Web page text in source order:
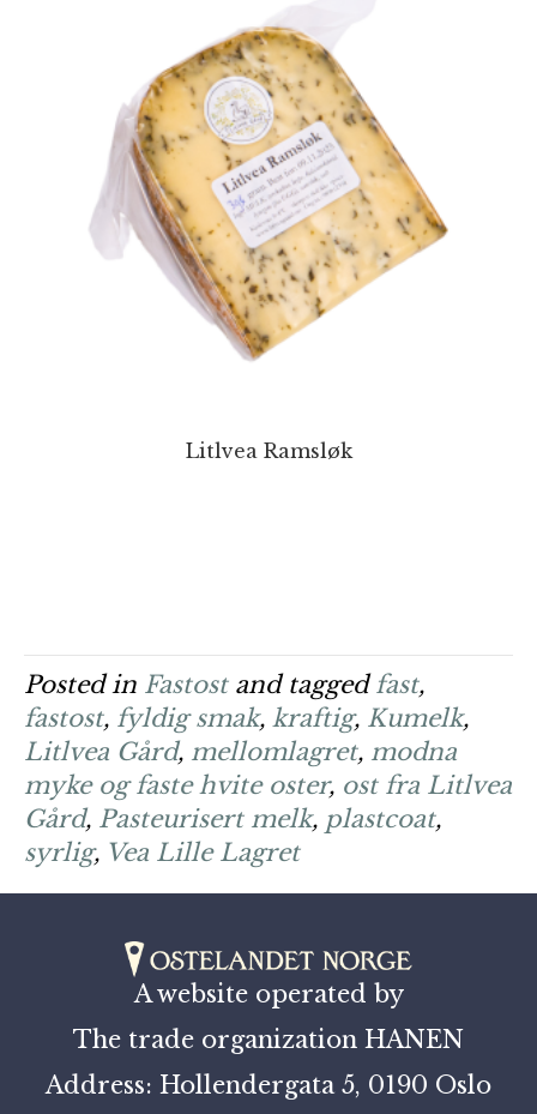
Litlvea Ramsløk
Posted in Fastostand taggedfast,
fastost, fyldig smak, kraftig, Kumelk,
Litlvea Gård, mellomlagret, modna
myke og faste hvite oster, ost fra Litlvea
Gård, Pasteurisert melk, plastcoat,
syrlig, Vea Lille Lagret
A website operated by
The trade organization HANEN
Address: Hollendergata 5, 0190 Oslo